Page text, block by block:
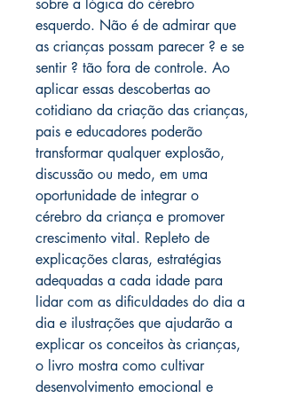
sobre a lógica do cérebro
esquerdo. Não é de admirar que
as crianças possam parecer ? e se
sentir ? tão fora de controle. Ao
aplicar essas descobertas ao
cotidiano da criação das crianças,
pais e educadores poderão
transformar qualquer explosão,
discussão ou medo, em uma
oportunidade de integrar o
cérebro da criança e promover
crescimento vital. Repleto de
explicações claras, estratégias
adequadas a cada idade para
lidar com as dificuldades do dia a
dia e ilustrações que ajudarão a
explicar os conceitos às crianças,
o livro mostra como cultivar
desenvolvimento emocional e